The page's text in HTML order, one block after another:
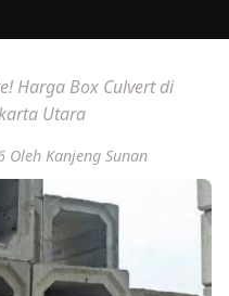
Harga Box Culvert di
Utara
Oleh Kanjeng Sunan